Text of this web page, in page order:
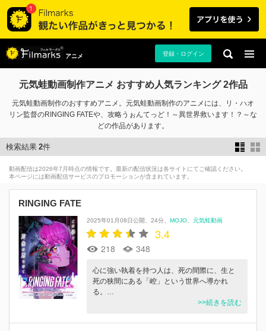
アニメ 登録・ログイン
元気蛙動画制作アニメ おすすめ人気ランキング 2作品
元気蛙動画制作のおすすめアニメ。元気蛙動画制作のアニメには、リ・ハオ
リン監督のRINGING FATEや、攻略うぉんてっど！～異世界救います！？～な
どの作品があります。
検索結果 2件
動画配信は2026年7月時点の情報です。最新の配信状況は各サイトにてご確認ください。
本ページには動画配信サービスのプロモーションが含まれています。
RINGING FATE
2025年01月08日公開 24分 MOJO 元気蛙動画
3.4
218 348
心に強い執着を持つ人は、死の間際に、生と
死の狭間にある「崆」という世界へ導かれ
る。…
>>続きを読む